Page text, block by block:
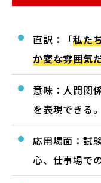
直訳：「私た
か変な雰囲気
意味：人間関
を表現できる。
応用場面：試
心、仕事場で